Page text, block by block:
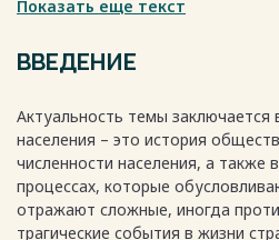
ОСНОВНЫЕ ХАРАКТЕРИСТИКИ
2.1. Возрастно-половой состав
2.3. Конфессиональный состав
2. 4. Динамика численности
2025
Показать еще текст
ВВЕДЕНИЕ
Актуальность темы заключается
населения – это история
численности населения, а также
процессах, которые
отражают сложные, иногда
трагические события в жизни